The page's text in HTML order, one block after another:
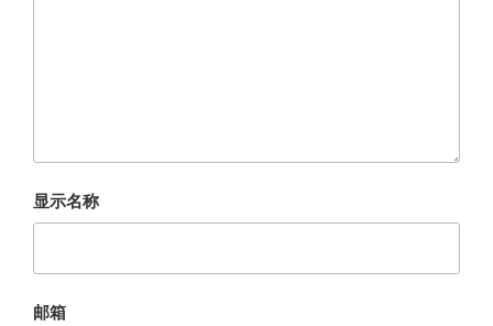
显示名称
邮箱